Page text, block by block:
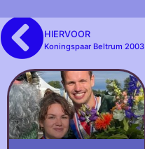
HIERVOOR
Koningspaar Beltrum 2003